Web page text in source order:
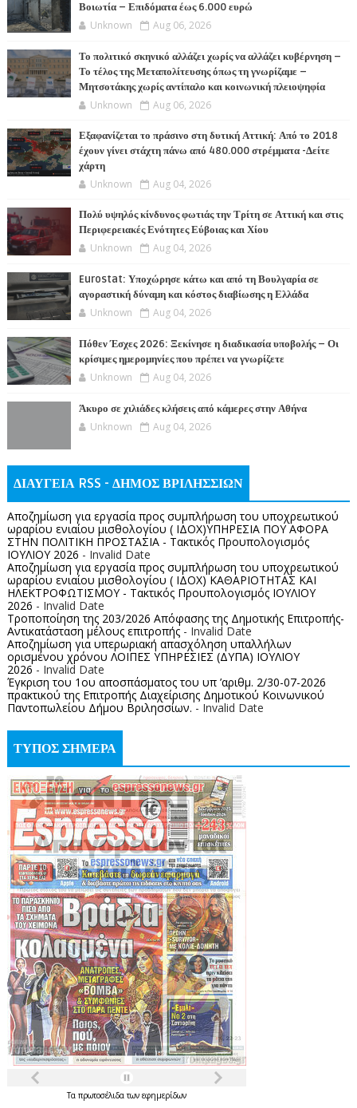
Βοιωτία – Επιδόματα έως 6.000 ευρώ
Unknown Aug 06, 2026
Το πολιτικό σκηνικό αλλάζει χωρίς να αλλάζει κυβέρνηση –
Το τέλος της Μεταπολίτευσης όπως τη γνωρίζαμε –
Μητσοτάκης χωρίς αντίπαλο και κοινωνική πλειοψηφία
Unknown Aug 06, 2026
Εξαφανίζεται το πράσινο στη δυτική Αττική: Από το 2018
έχουν γίνει στάχτη πάνω από 480.000 στρέμματα -Δείτε
χάρτη
Unknown Aug 04, 2026
Πολύ υψηλός κίνδυνος φωτιάς την Τρίτη σε Αττική και στις
Περιφερειακές Ενότητες Εύβοιας και Χίου
Unknown Aug 04, 2026
Eurostat: Υποχώρησε κάτω και από τη Βουλγαρία σε
αγοραστική δύναμη και κόστος διαβίωσης η Ελλάδα
Unknown Aug 04, 2026
Πόθεν Έσχες 2026: Ξεκίνησε η διαδικασία υποβολής – Οι
κρίσιμες ημερομηνίες που πρέπει να γνωρίζετε
Unknown Aug 04, 2026
Άκυρο σε χιλιάδες κλήσεις από κάμερες στην Αθήνα
Unknown Aug 04, 2026
ΔΙΑΥΓΕΙΑ RSS - ΔΗΜΟΣ ΒΡΙΛΗΣΣΙΩΝ
Αποζημίωση για εργασία προς συμπλήρωση του υποχρεωτικού
ωραρίου ενιαίου μισθολογίου ( ΙΔΟΧ)ΥΠΗΡΕΣΙΑ ΠΟΥ ΑΦΟΡΑ
ΣΤΗΝ ΠΟΛΙΤΙΚΗ ΠΡΟΣΤΑΣΙΑ - Τακτικός Προυπολογισμός
ΙΟΥΛΙΟΥ 2026 - Invalid Date
Αποζημίωση για εργασία προς συμπλήρωση του υποχρεωτικού
ωραρίου ενιαίου μισθολογίου ( ΙΔΟΧ) ΚΑΘΑΡΙΟΤΗΤΑΣ ΚΑΙ
ΗΛΕΚΤΡΟΦΩΤΙΣΜΟΥ - Τακτικός Προυπολογισμός ΙΟΥΛΙΟΥ
2026 - Invalid Date
Τροποποίηση της 203/2026 Απόφασης της Δημοτικής Επιτροπής-
Αντικατάσταση μέλους επιτροπής- Invalid Date
Αποζημίωση για υπερωριακή απασχόληση υπαλλήλων
ορισμένου χρόνου ΛΟΙΠΕΣ ΥΠΗΡΕΣΙΕΣ (ΔΥΠΑ) ΙΟΥΛΙΟΥ
2026- Invalid Date
Έγκριση του 1ου αποσπάσματος του υπ ’αριθμ. 2/30-07-2026
πρακτικού της Επιτροπής Διαχείρισης Δημοτικού Κοινωνικού
Παντοπωλείου Δήμου Βριλησσίων.- Invalid Date
ΤΥΠΟΣ ΣΗΜΕΡΑ
Τα πρωτοσέλιδατων εφημερίδων